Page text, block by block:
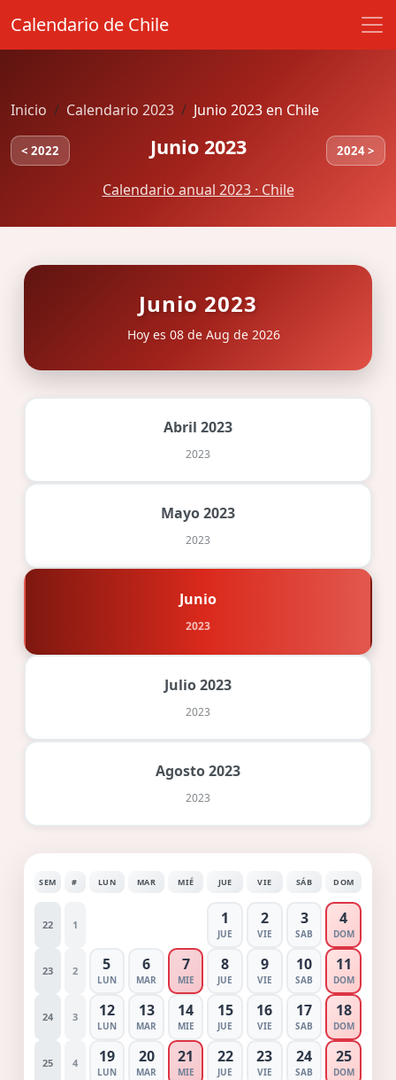
Calendario de Chile
Inicio Calendario 2023 Junio 2023 en Chile
< 2022 Junio 2023 2024 >
Calendario anual 2023 · Chile
Junio 2023
Hoy es 08 de Aug de 2026
Abril 2023
2023
Mayo 2023
2023
Junio
2023
Julio 2023
2023
Agosto 2023
2023
SEM # LUN MAR MIÉ JUE VIE SÁB DOM
22 1 1
JUE
2
VIE
3
SAB
4
DOM
23 2 5
LUN
6
MAR
7
MIE
8
JUE
9
VIE
10
SAB
11
DOM
24 3 12
LUN
13
MAR
14
MIE
15
JUE
16
VIE
17
SAB
18
DOM
25 4 19
LUN
20
MAR
21
MIE
22
JUE
23
VIE
24
SAB
25
DOM